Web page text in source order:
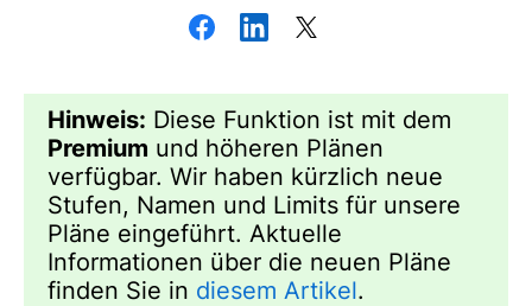
Hinweis: Diese Funktion ist mit dem
Premium und höheren Plänen
verfügbar. Wir haben kürzlich neue
Stufen, Namen und Limits für unsere
Pläne eingeführt. Aktuelle
Informationen über die neuen Pläne
finden Sie in diesem Artikel.